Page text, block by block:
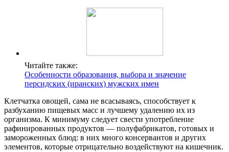
Читайте также:
Особенности образования, выбора и значение
персидских (иранских) мужских имен
Клетчатка овощей, сама не всасываясь, способствует к
разбуханию пищевых масс и лучшему удалению их из
организма. К минимуму следует свести употребление
рафинированных продуктов — полуфабрикатов, готовых и
замороженных блюд: в них много консервантов и других
элементов, которые отрицательно воздействуют на кишечник.